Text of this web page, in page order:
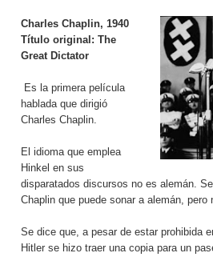
Charles Chaplin, 1940
Título original: The
Great Dictator
Es la primera película
hablada que dirigió
Charles Chaplin.
El idioma que emplea
Hinkel en sus
disparatados discursos no es alemán.
Chaplin que puede sonar a alemán, pero
Se dice que, a pesar de estar prohibida
Hitler se hizo traer una copia para un